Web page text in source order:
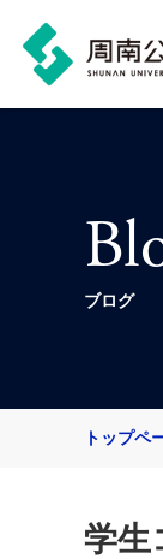
ブログ
トップペ
学